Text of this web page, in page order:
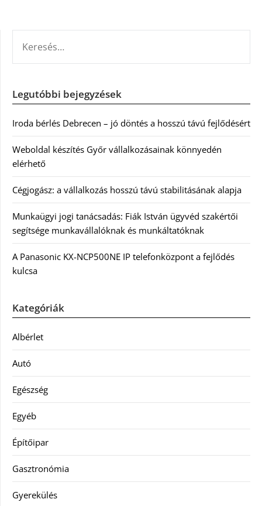
Legutóbbi bejegyzések
Iroda bérlés Debrecen – jó döntés a hosszú távú fejlődésért
Weboldal készítés Győr vállalkozásainak könnyedén
elérhető
Cégjogász: a vállalkozás hosszú távú stabilitásának alapja
Munkaügyi jogi tanácsadás: Fiák István ügyvéd szakértői
segítsége munkavállalóknak és munkáltatóknak
A Panasonic KX-NCP500NE IP telefonközpont a fejlődés
kulcsa
Kategóriák
Albérlet
Autó
Egészség
Egyéb
Építőipar
Gasztronómia
Gyerekülés